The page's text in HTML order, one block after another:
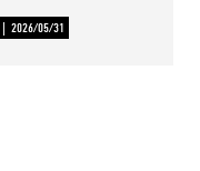
2026/05/31